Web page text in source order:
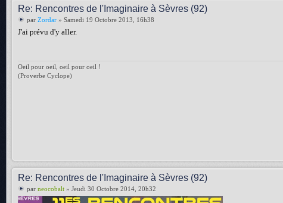
Re: Rencontres de l'Imaginaire à Sèvres (92)
par Zordar » Samedi 19 Octobre 2013, 16h38
J'ai prévu d'y aller.
Oeil pour oeil, oeil pour oeil !
(Proverbe Cyclope)
Re: Rencontres de l'Imaginaire à Sèvres (92)
par neocobalt » Jeudi 30 Octobre 2014, 20h32